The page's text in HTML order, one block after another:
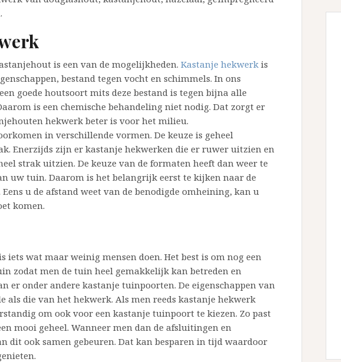
is een van de mogelijkheden. Kastanje hekwerk is
bestand tegen vocht en schimmels. In ons
goede houtsoort mits deze bestand is tegen bijna alle
is een chemische behandeling niet nodig. Dat zorgt er
hekwerk beter is voor het milieu.
in verschillende vormen. De keuze is geheel
Enerzijds zijn er kastanje hekwerken die er ruwer uitzien en
strak uitzien. De keuze van de formaten heeft dan weer te
uw tuin. Daarom is het belangrijk eerst te kijken naar de
u de afstand weet van de benodigde omheining, kan u
komen.
iets wat maar weinig mensen doen. Het best is om nog een
zodat men de tuin heel gemakkelijk kan betreden en
er onder andere kastanje tuinpoorten. De eigenschappen van
als die van het hekwerk. Als men reeds kastanje hekwerk
om ook voor een kastanje tuinpoort te kiezen. Zo past
mooi geheel. Wanneer men dan de afsluitingen en
dit ook samen gebeuren. Dat kan besparen in tijd waardoor